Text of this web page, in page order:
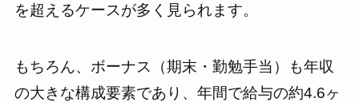
を超えるケースが多く見られます。
もちろん、ボーナス（期末・勤勉手当）も年収
の大きな構成要素であり、年間で給与の約4.6ヶ